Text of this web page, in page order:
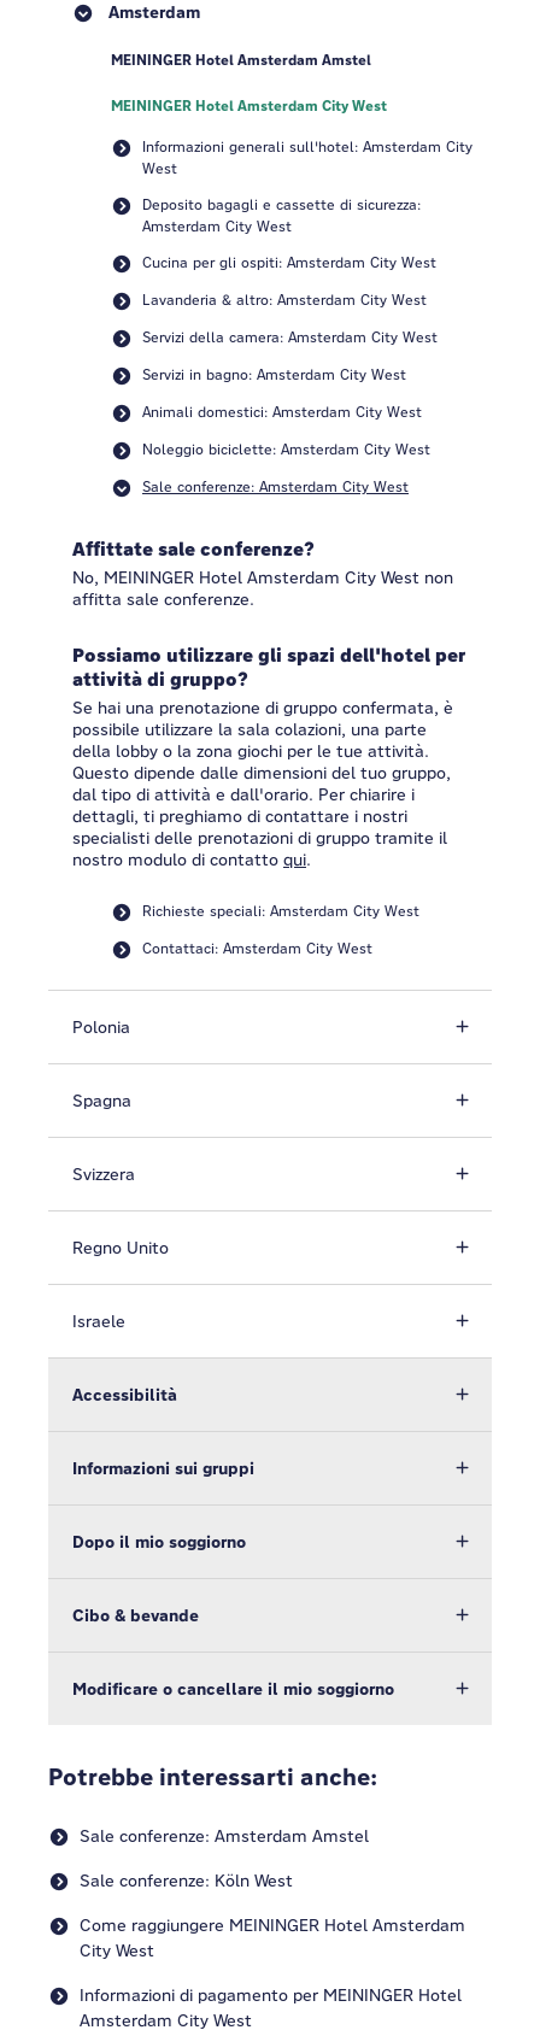
Amsterdam
MEININGER Hotel Amsterdam Amstel
MEININGER Hotel Amsterdam City West
Informazioni generali sull'hotel: Amsterdam City
West
Deposito bagagli e cassette di sicurezza:
Amsterdam City West
Cucina per gli ospiti: Amsterdam City West
Lavanderia & altro: Amsterdam City West
Servizi della camera: Amsterdam City West
Servizi in bagno: Amsterdam City West
Animali domestici: Amsterdam City West
Noleggio biciclette: Amsterdam City West
Sale conferenze: Amsterdam City West
Affittate sale conferenze?
No, MEININGER Hotel Amsterdam City West non
affitta sale conferenze.
Possiamo utilizzare gli spazi dell'hotel per
attività di gruppo?
Se hai una prenotazione di gruppo confermata, è
possibile utilizzare la sala colazioni, una parte
della lobby o la zona giochi per le tue attività.
Questo dipende dalle dimensioni del tuo gruppo,
dal tipo di attività e dall'orario. Per chiarire i
dettagli, ti preghiamo di contattare i nostri
specialisti delle prenotazioni di gruppo tramite il
nostro modulo di contatto qui.
Richieste speciali: Amsterdam City West
Contattaci: Amsterdam City West
Polonia
Spagna
Svizzera
Regno Unito
Israele
Accessibilità
Informazioni sui gruppi
Dopo il mio soggiorno
Cibo & bevande
Modificare o cancellare il mio soggiorno
Potrebbe interessarti anche:
Sale conferenze: Amsterdam Amstel
Sale conferenze: Köln West
Come raggiungere MEININGER Hotel Amsterdam
City West
Informazioni di pagamento per MEININGER Hotel
Amsterdam City West